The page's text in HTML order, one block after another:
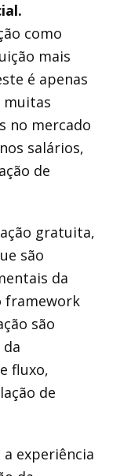
como
mais
é apenas
muitas
no mercado
salários,
de
gratuita,
são
da
framework
são
fluxo,
de
experiência